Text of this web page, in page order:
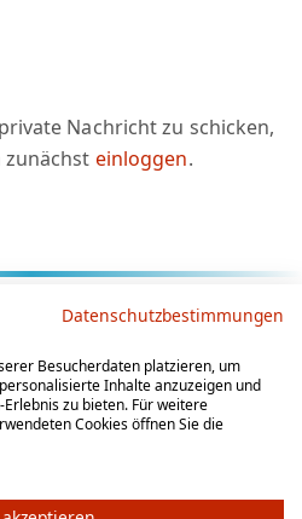
Nachricht zu schicken,
einloggen.
Impressum
Datenschutzbestimmungen
Besucherdaten platzieren, um
Inhalte anzuzeigen und
zu bieten. Für weitere
Cookies öffnen Sie die